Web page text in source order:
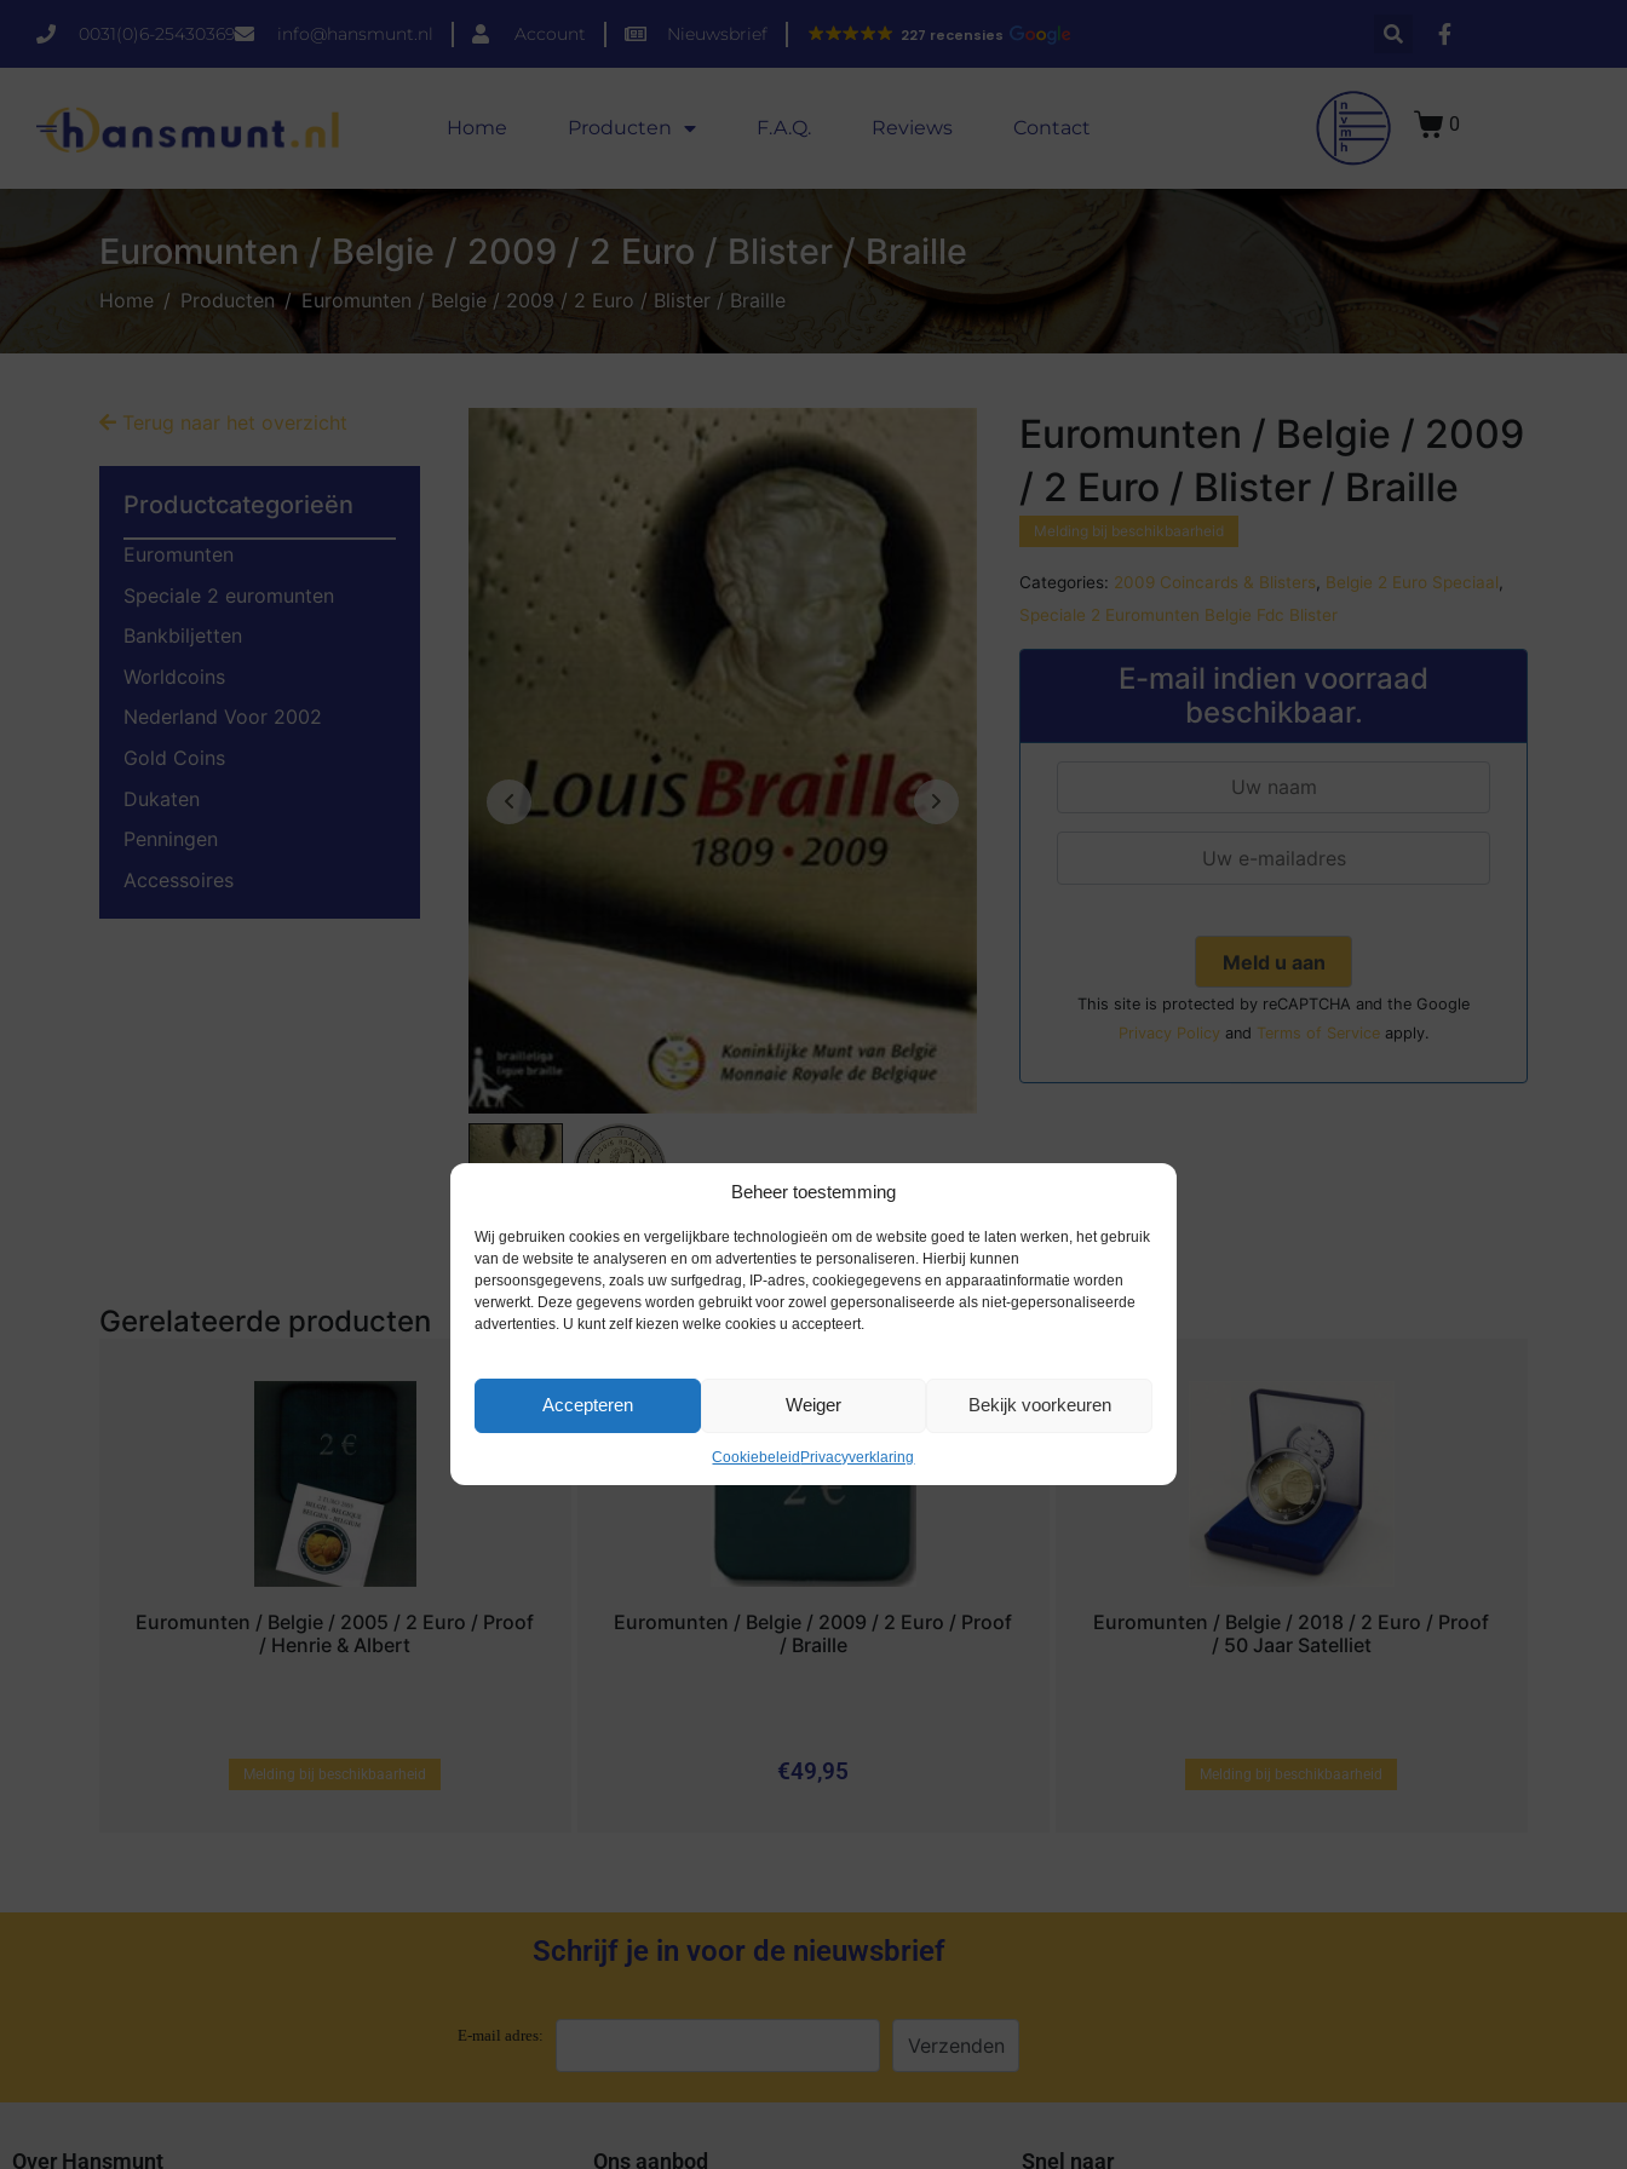
Beheer toestemming
Wij gebruiken cookies en vergelijkbare technologieën om de website goed te laten werken, het gebruik
van de website te analyseren en om advertenties te personaliseren. Hierbij kunnen
persoonsgegevens, zoals uw surfgedrag, IP-adres, cookiegegevens en apparaatinformatie worden
verwerkt. Deze gegevens worden gebruikt voor zowel gepersonaliseerde als niet-gepersonaliseerde
advertenties. U kunt zelf kiezen welke cookies u accepteert.
Accepteren Weiger Bekijk voorkeuren
CookiebeleidPrivacyverklaring
0031(0)6-25430369 info@hansmunt.nl Account Nieuwsbrief 227 recensies
Home Producten F.A.Q. Reviews Contact 0
Euromunten / Belgie / 2009 / 2 Euro / Blister / Braille
Home Producten Euromunten / Belgie / 2009 / 2 Euro / Blister / Braille
Euromunten / Belgie / 2009
/ 2 Euro / Blister / Braille
Melding bij beschikbaarheid
Categories: 2009 Coincards & Blisters Belgie 2 Euro Speciaal
Speciale 2 Euromunten Belgie Fdc Blister
E-mail indien voorraad
beschikbaar.
This site is protected by reCAPTCHA and the Google
Privacy Policy and Terms of Service apply.
Terug naar het overzicht
Productcategorieën
Euromunten
Speciale 2 euromunten
Bankbiljetten
Worldcoins
Nederland Voor 2002
Gold Coins
Dukaten
Penningen
Accessoires
Gerelateerde producten
Euromunten / Belgie / 2005 / 2 Euro / Proof
/ Henrie & Albert
Melding bij beschikbaarheid
Euromunten / Belgie / 2009 / 2 Euro / Proof
/ Braille
€49,95
Euromunten / Belgie / 2018 / 2 Euro / Proof
/ 50 Jaar Satelliet
Melding bij beschikbaarheid
Schrijf je in voor de nieuwsbrief
E-mail adres:
Over Hansmunt Ons aanbod Snel naar